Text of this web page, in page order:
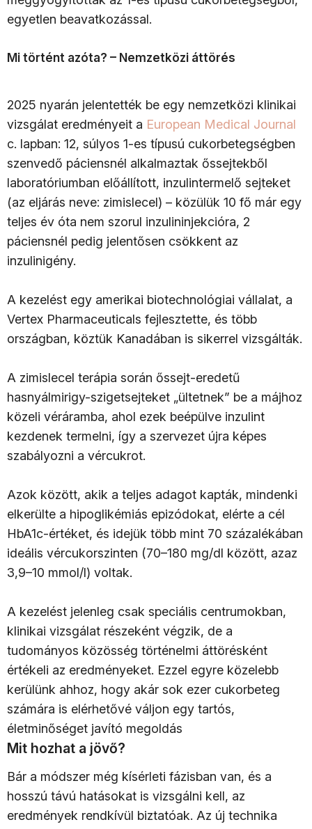
egyetlen beavatkozással.
Mi történt azóta? – Nemzetközi áttörés
2025 nyarán jelentették be egy nemzetközi klinikai
vizsgálat eredményeit a European Medical Journal
c. lapban: 12, súlyos 1-es típusú cukorbetegségben
szenvedő páciensnél alkalmaztak őssejtekből
laboratóriumban előállított, inzulintermelő sejteket
(az eljárás neve: zimislecel) – közülük 10 fő már egy
teljes év óta nem szorul inzulininjekcióra, 2
páciensnél pedig jelentősen csökkent az
inzulinigény.
A kezelést egy amerikai biotechnológiai vállalat, a
Vertex Pharmaceuticals fejlesztette, és több
országban, köztük Kanadában is sikerrel vizsgálták.
A zimislecel terápia során őssejt-eredetű
hasnyálmirigy-szigetsejteket „ültetnek” be a májhoz
közeli véráramba, ahol ezek beépülve inzulint
kezdenek termelni, így a szervezet újra képes
szabályozni a vércukrot.
Azok között, akik a teljes adagot kapták, mindenki
elkerülte a hipoglikémiás epizódokat, elérte a cél
HbA1c-értéket, és idejük több mint 70 százalékában
ideális vércukorszinten (70–180 mg/dl között, azaz
3,9–10 mmol/l) voltak.
A kezelést jelenleg csak speciális centrumokban,
klinikai vizsgálat részeként végzik, de a
tudományos közösség történelmi áttörésként
értékeli az eredményeket. Ezzel egyre közelebb
kerülünk ahhoz, hogy akár sok ezer cukorbeteg
számára is elérhetővé váljon egy tartós,
életminőséget javító megoldás
Mit hozhat a jövő?
Bár a módszer még kísérleti fázisban van, és a
hosszú távú hatásokat is vizsgálni kell, az
eredmények rendkívül biztatóak. Az új technika